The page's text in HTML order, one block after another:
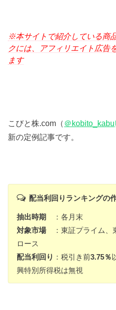
※本サイトで紹介している商
クには、アフィリエイト広告
ます
こびと株.com（ ＠kobito_kabu
新の定例記事です。
配当利回りランキングの
抽出時期
：各月末
対象市場
：東証プライム
ロース
配当利回り ：税引き前3.75％
興特別所得税は無視